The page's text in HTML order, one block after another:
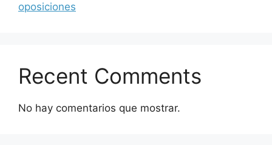
oposiciones
Recent Comments
No hay comentarios que mostrar.